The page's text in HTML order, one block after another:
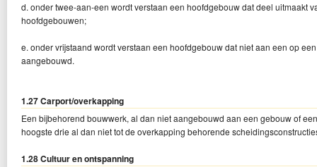
d. onder twee-aan-een wordt verstaan een hoofdgebouw dat deel uitmaakt
hoofdgebouwen;
e. onder vrijstaand wordt verstaan een hoofdgebouw dat niet aan een op
aangebouwd.
1.27 Carport/overkapping
Een bijbehorend bouwwerk, al dan niet aangebouwd aan een gebouw of
hoogste drie al dan niet tot de overkapping behorende
1.28 Cultuur en ontspanning